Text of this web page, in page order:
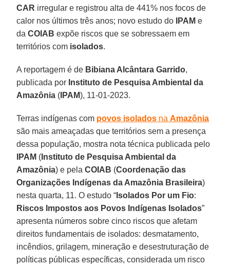
CAR irregular e registrou alta de 441% nos focos de
calor nos últimos três anos; novo estudo do
IPAM e
daCOIAB expõe riscos que se sobressaem em
territórios com isolados.
A reportagem é de Bibiana Alcântara Garrido,
publicada por Instituto de Pesquisa Ambiental da
Amazônia ( IPAM), 11-01-2023.
Terras indígenas com povos isolados naAmazônia
são mais ameaçadas que territórios sem a presença
dessa população, mostra nota técnica publicada pelo
IPAM ( Instituto de Pesquisa Ambiental da
Amazônia) e pelaCOIAB (Coordenação das
Organizações Indígenas da Amazônia Brasileira)
nesta quarta, 11. O estudo “ Isolados Por um Fio:
Riscos Impostos aos Povos Indígenas Isolados”
apresenta números sobre cinco riscos que afetam
direitos fundamentais de isolados: desmatamento,
incêndios, grilagem, mineração e desestruturação de
políticas públicas específicas, considerada um risco